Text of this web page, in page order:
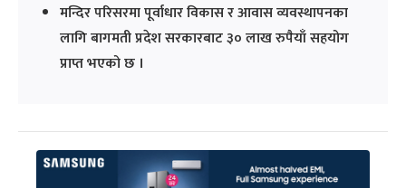
मन्दिर परिसरमा पूर्वाधार विकास र आवास व्यवस्थापनका
लागि बागमती प्रदेश सरकारबाट ३० लाख रुपैयाँ सहयोग
प्राप्त भएको छ ।